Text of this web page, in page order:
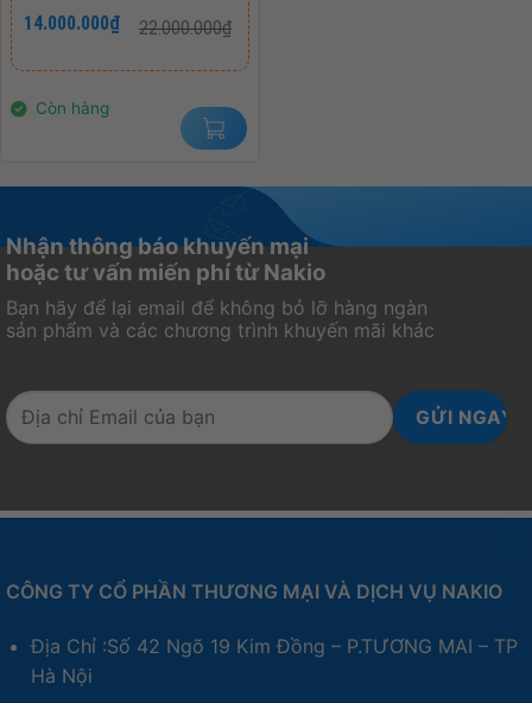
22.000.000₫
gốc
22.000.000₫.
14.000.000₫
hiện
là:
Còn hàng
Nhận thông báo khuyến mại
hoặc tư vấn miến phí từ Nakio
Bạn hãy để lại email để không bỏ lỡ hàng ngàn
sản phẩm và các chương trình khuyến mãi khác
CÔNG TY CỔ PHẦN THƯƠNG MẠI VÀ DỊCH VỤ NAKIO
Địa Chỉ :Số 42 Ngõ 19 Kim Đồng – P.TƯƠNG MAI – TP
Hà Nội